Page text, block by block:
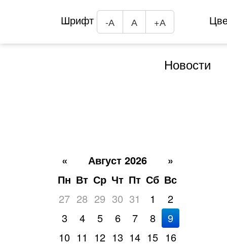
Шрифт -А А +А
Новости
« Август 2026
»
Пн Вт Ср Чт Пт Сб Вс
27 28 29 30 31 1
2
3
4 5 6 7 8
9
10 11 12 13 14 15 16